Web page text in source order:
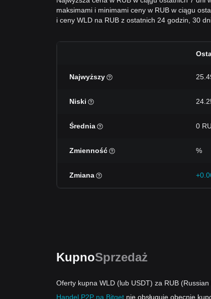
maksimami i minimami ceny w RUB w ciągu
i ceny WLD na RUB z ostatnich 24 godzin, 30
Najwyższy
Niski
Średnia 0
Zmienność %
Zmiana
KupnoSprzedaż
Oferty kupna WLD (lub USDT) za RUB (Russian
Handel P2P na Bitget nie obsługuje obecnie